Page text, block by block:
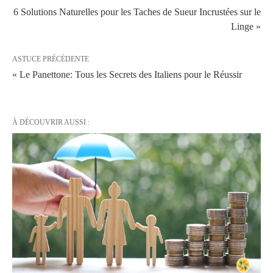
6 Solutions Naturelles pour les Taches de Sueur Incrustées sur le
Linge »
ASTUCE PRÉCÉDENTE
« Le Panettone: Tous les Secrets des Italiens pour le Réussir
À DÉCOUVRIR AUSSI :